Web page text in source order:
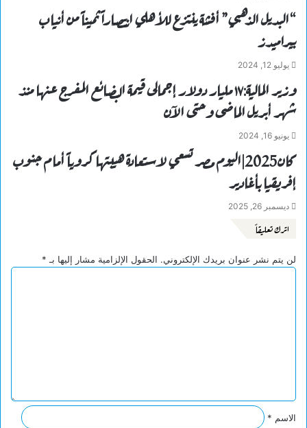
“البديل الذهبي” أفشة ينتزع للأهلي انتصاراً ثميناً من أنياب
بيراميدز
يوليو 12, 2024
وزير المالية:١٧ مليار دولار إجمالى قيمة البضائع المفرج عنها منذ
شهر أبريل الماضى وحتى الآن
يونيو 16, 2024
كان2025|اليوم مصر تسعي لاستعادة هيبتها كروياً أمام جنوب
إفريقيا بأغادير
ديسمبر 26, 2025
اترك تعليقاً
لن يتم نشر عنوان بريدك الإلكتروني. الحقول الإلزامية مشار إليها بـ *
ا
الاسم *